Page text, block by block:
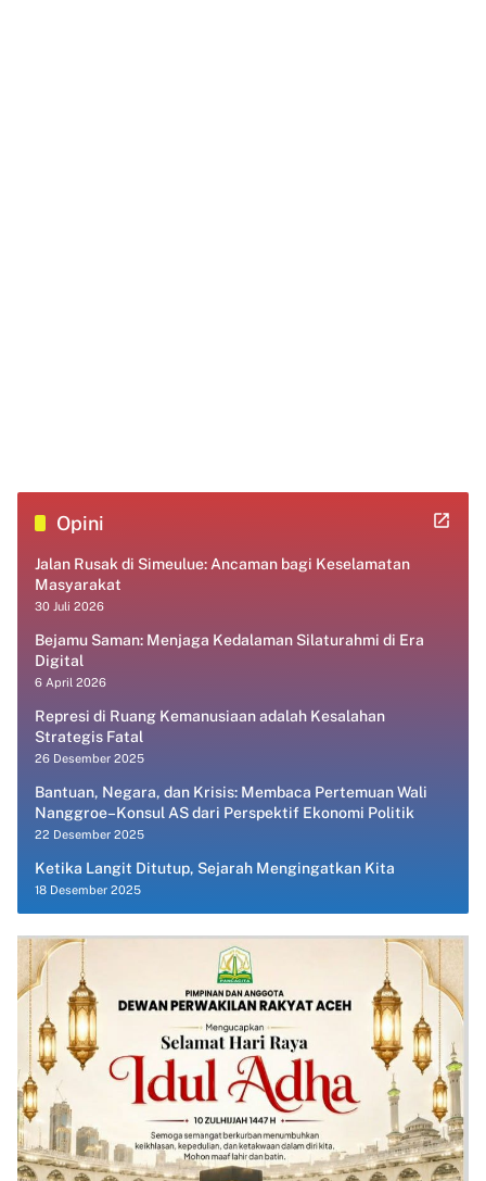
Opini
Jalan Rusak di Simeulue: Ancaman bagi Keselamatan
Masyarakat
30 Juli 2026
Bejamu Saman: Menjaga Kedalaman Silaturahmi di Era
Digital
6 April 2026
Represi di Ruang Kemanusiaan adalah Kesalahan
Strategis Fatal
26 Desember 2025
Bantuan, Negara, dan Krisis: Membaca Pertemuan Wali
Nanggroe–Konsul AS dari Perspektif Ekonomi Politik
22 Desember 2025
Ketika Langit Ditutup, Sejarah Mengingatkan Kita
18 Desember 2025